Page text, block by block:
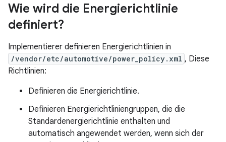
Wie wird die Energierichtlinie
definiert?
Implementierer definieren Energierichtlinien in
/vendor/etc/automotive/power_policy.xml , Diese
Richtlinien:
Definieren die Energierichtlinie.
Definieren Energierichtliniengruppen, die die
Standardenergierichtlinie enthalten und
automatisch angewendet werden, wenn sich der